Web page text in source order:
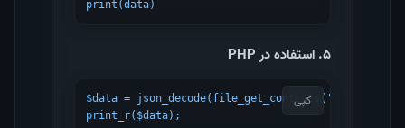
print(data)
۵. استفاده در PHP
کپی
$data = json_decode(file_get_contents('https://
print_r($data);